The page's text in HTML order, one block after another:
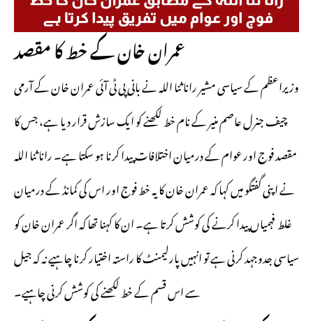
عمران خان کے خط کا مقصد
وزیراعظم کے سیاسی مشیر رانا ثنا اللہ نے بانی پی ٹی آئی عمران خان کے آرمی
چیف جنرل عاصم منیر کے نام خط لکھنے کو ایک سازش قرار دیا ہے، جس کا
مقصد فوج اور عوام کے درمیان اختلافات پیدا کرنا ہو سکتا ہے۔ رانا ثنا اللہ
نے اپنی گفتگو میں کہا کہ عمران خان کا یہ خط فوج اور اس کی کمانڈ کے درمیان
غلط فہمیاں پیدا کرنے کی کوشش کرتا ہے۔ ان کا کہنا تھا کہ اگر عمران خان کو
سیاسی جدوجہد کرنی ہے تو انہیں پارلیمنٹ کا راستہ اختیار کرنا چاہیے نہ کہ جیل
سے اس قسم کے خط لکھنے کی کوشش کرنی چاہیے۔